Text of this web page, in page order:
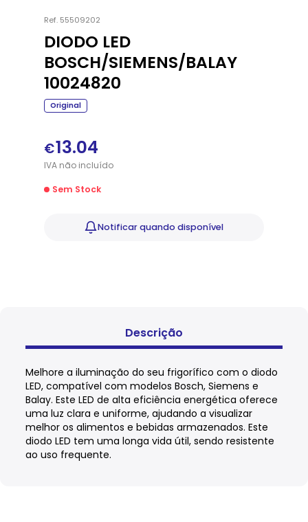
Ref. 55509202
DIODO LED
BOSCH/SIEMENS/BALAY
10024820
Original
€13.04
IVAnãoincluído
Sem Stock
Notificarquando disponível
Descrição
Melhore a iluminação do seu frigorífico com o diodo
LED, compatível com modelos Bosch, Siemens e
Balay. Este LED de alta eficiência energética oferece
uma luz clara e uniforme, ajudando a visualizar
melhor os alimentos e bebidas armazenados. Este
diodo LED tem uma longa vida útil, sendo resistente
ao uso frequente.